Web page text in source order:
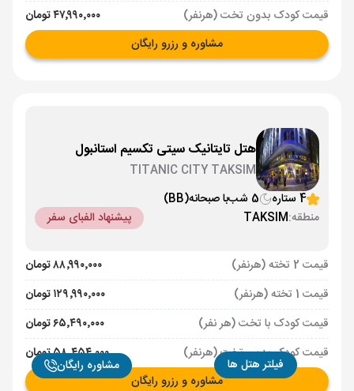
فیلتر هتل ها
قیمت کودک بدون تخت (هرنفر)
۴۷٬۹۹۰٬۰۰۰ تومان
مشاوره و رزرو رایگان
هتل تایتانیک سیتی تکسیم استانبول
TITANIC CITY TAKSIM
4 ستاره
5 شب با صبحانه(BB)
منطقه:TAKSIM پیشنهاد الفبای سفر
قیمت 2 تخته (هرنفر)
۸۸٬۹۹۰٬۰۰۰ تومان
قیمت 1 تخته (هرنفر)
۱۲۹٬۹۹۰٬۰۰۰ تومان
قیمت کودک با تخت (هر نفر)
۶۵٬۴۹۰٬۰۰۰ تومان
قیمت کودک بدون تخت (هرنفر)
۵۸٬۴۵۴٬۰۰۰ تومان
مشاوره و رزرو رایگان
مشاوره رایگان